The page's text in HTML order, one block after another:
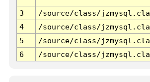
3 /source/class/
4
/source/class/
5
/source/class/
6
/source/class/